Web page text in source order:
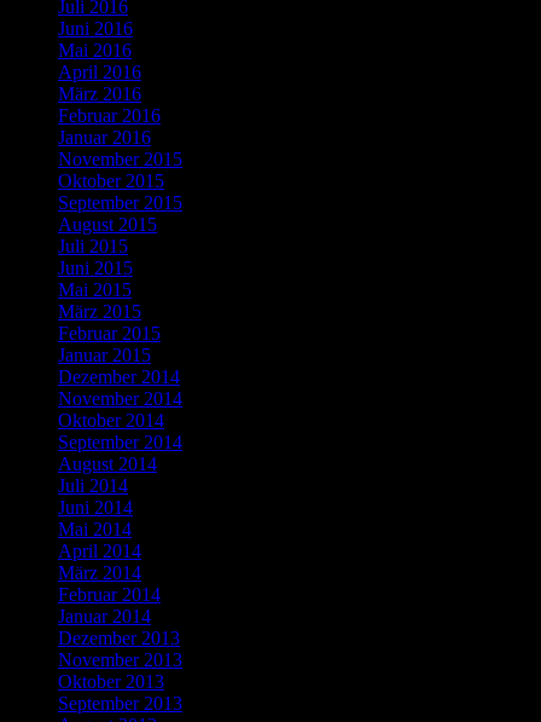
Juli 2016
Juni 2016
Mai 2016
April 2016
März 2016
Februar 2016
Januar 2016
November 2015
Oktober 2015
September 2015
August 2015
Juli 2015
Juni 2015
Mai 2015
März 2015
Februar 2015
Januar 2015
Dezember 2014
November 2014
Oktober 2014
September 2014
August 2014
Juli 2014
Juni 2014
Mai 2014
April 2014
März 2014
Februar 2014
Januar 2014
Dezember 2013
November 2013
Oktober 2013
September 2013